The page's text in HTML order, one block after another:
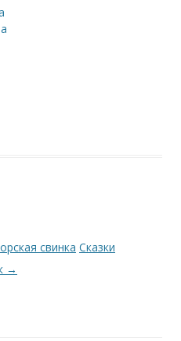
свинка Сказки
→